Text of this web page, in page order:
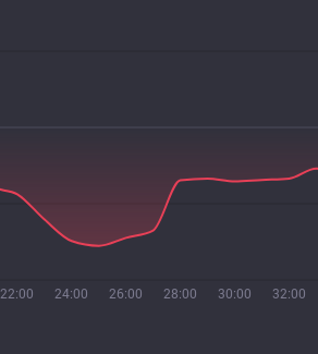
22:00 24:00 26:00 28:00 30:00 32:00